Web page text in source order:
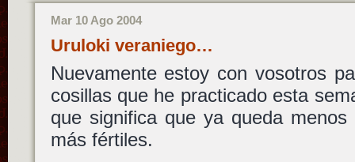
Mar 10 Ago 2004
Uruloki veraniego…
Nuevamente estoy con vosotros
cosillas que he practicado esta
que significa que ya queda
más fértiles.